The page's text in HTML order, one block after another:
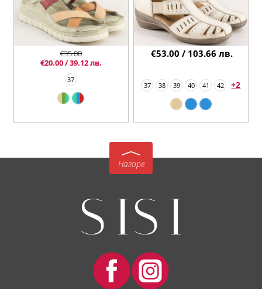
37
€35.00
€20.00 / 39.12 лв.
37 38 39 40 41 42 +2
€53.00 / 103.66 лв.
Нагоре